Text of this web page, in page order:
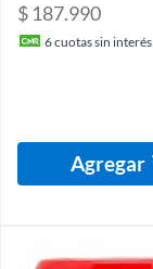
$ 187.990
6cuotas sin interés
Agregar